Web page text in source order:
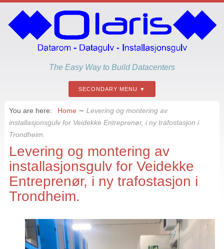
The Easy Way to Build Datacenters
SECONDARY MENU
You are here: Home ∼ Levering og montering av
installasjonsgulv for Veidekke Entreprenør, i ny trafostasjon i
Trondheim.
Levering og montering av
installasjonsgulv for Veidekke
Entreprenør, i ny trafostasjon i
Trondheim.